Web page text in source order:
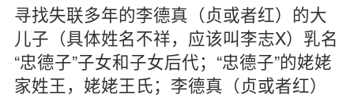
寻找失联多年的李德真（贞或者红）的大
儿子（具体姓名不祥，应该叫李志X）乳名
“忠德子”子女和子女后代；“忠德子”的姥姥
家姓王，姥姥王氏；李德真（贞或者红）